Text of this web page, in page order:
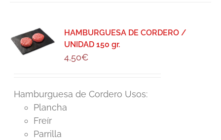
HAMBURGUESA DE CORDERO /
UNIDAD 150 gr.
4,50€
Hamburguesa de Cordero Usos:
Plancha
Freír
Parrilla